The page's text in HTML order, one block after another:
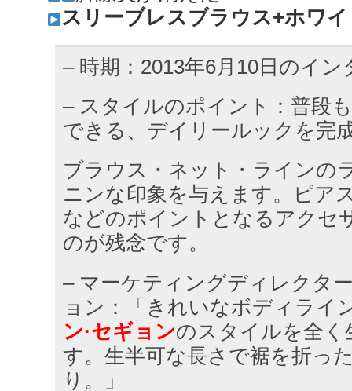
スリーブレスブラウス+ホワ
– 時期：2013年6月10日のイン
– スタイルのポイント：普段
できる、デイリールックを完
ブラウス・ネット・ラインの
ニンな印象を与えます。ピア
などのポイントとなるアクセ
のが残念です。
– マーケティングディレクタ
ョン：「きれいなボディライ
ン·セギョンのスタイルを全
す。生半可な長さで裾を折っ
り。」